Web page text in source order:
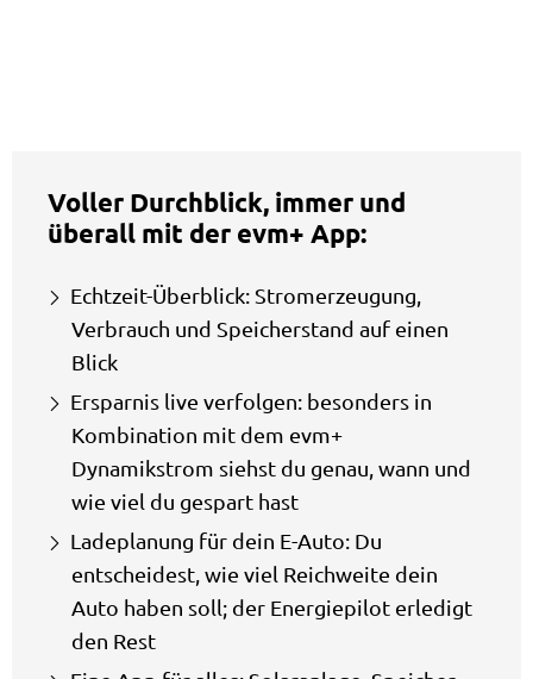
Voller Durchblick, immer und
überall mit der evm+ App:
Echtzeit-Überblick: Stromerzeugung,
Verbrauch und Speicherstand auf einen
Blick
Ersparnis live verfolgen: besonders in
Kombination mit dem evm+
Dynamikstrom siehst du genau, wann und
wie viel du gespart hast
Ladeplanung für dein E-Auto: Du
entscheidest, wie viel Reichweite dein
Auto haben soll; der Energiepilot erledigt
den Rest